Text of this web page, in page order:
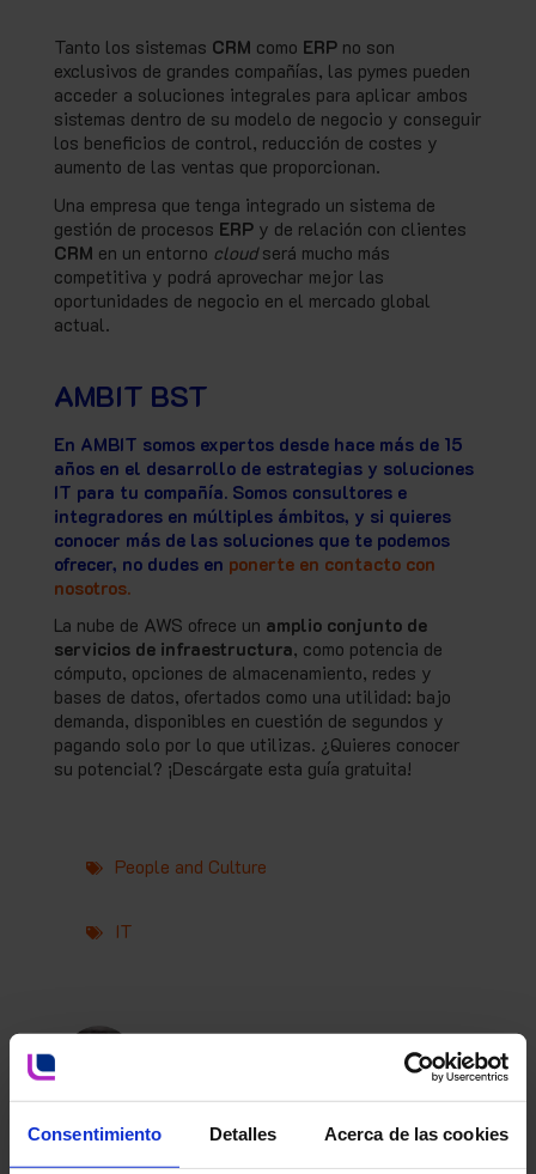
Consentimiento Detalles Acerca de las cookies
Tanto los sistemas CRM como ERP no son
exclusivos de grandes compañías, las pymes pueden
acceder a soluciones integrales para aplicar ambos
sistemas dentro de su modelo de negocio y conseguir
los beneficios de control, reducción de costes y
aumento de las ventas que proporcionan.
Una empresa que tenga integrado un sistema de
gestión de procesos ERP y de relación con clientes
CRM en un entorno cloudserá mucho más
competitiva y podrá aprovechar mejor las
oportunidades de negocio en el mercado global
actual.
AMBIT BST
En AMBIT somos expertos desde hace más de 15
años en el desarrollo de estrategias y soluciones
IT para tu compañía. Somos consultores e
integradores en múltiples ámbitos, y si quieres
conocer más de las soluciones que te podemos
ofrecer, no dudes en ponerte en contacto con
nosotros.
La nube de AWS ofrece un amplio conjunto de
servicios de infraestructura, como potencia de
cómputo, opciones de almacenamiento, redes y
bases de datos, ofertados como una utilidad: bajo
demanda, disponibles en cuestión de segundos y
pagando solo por lo que utilizas. ¿Quieres conocer
su potencial? ¡Descárgate esta guía gratuita!
People and Culture
IT